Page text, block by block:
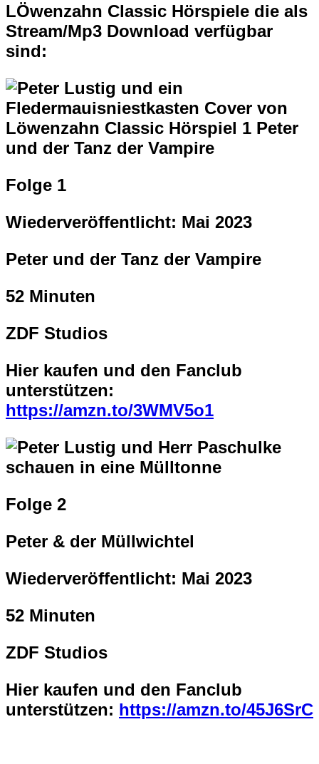
LÖwenzahn Classic Hörspiele die als
Stream/Mp3 Download verfügbar
sind:
Folge 1
Wiederveröffentlicht: Mai 2023
Peter und der Tanz der Vampire
52 Minuten
ZDF Studios
Hier kaufen und den Fanclub
unterstützen:
https://amzn.to/3WMV5o1
Folge 2
Peter & der Müllwichtel
Wiederveröffentlicht: Mai 2023
52 Minuten
ZDF Studios
Hier kaufen und den Fanclub
unterstützen: https://amzn.to/45J6SrC